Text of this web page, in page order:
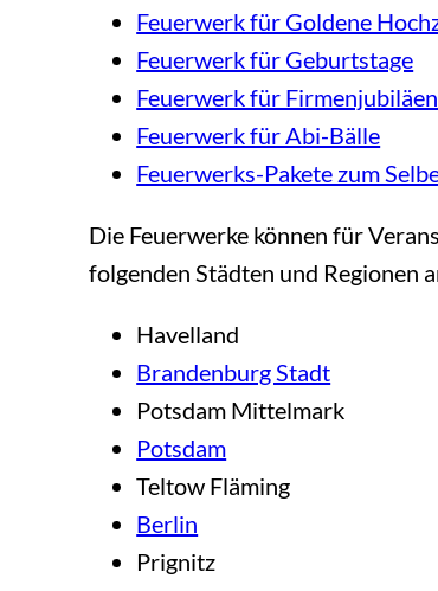
Feuerwerk für Goldene
Feuerwerk für Geburtstage
Feuerwerk für Firmenjubiläen
Feuerwerk für Abi-Bälle
Feuerwerks-Pakete zum
Die Feuerwerke können für
folgenden Städten und Regionen
Havelland
Brandenburg Stadt
Potsdam Mittelmark
Potsdam
Teltow Fläming
Berlin
Prignitz